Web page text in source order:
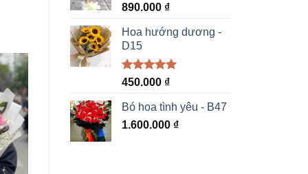
890.000 ₫
Hoa hướng dương -
D15
Được xếp
5 sao
450.000 ₫
Bó hoa tình yêu - B47
1.600.000 ₫